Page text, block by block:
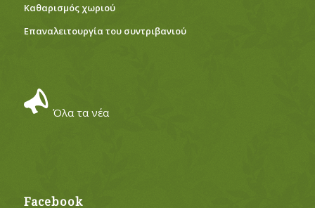
Καθαρισμός χωριού
Eπαναλειτουργία του συντριβανιού
Όλα τα νέα
Facebook